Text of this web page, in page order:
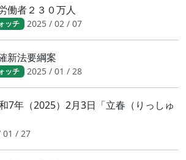
者２３０万人
ッチ 2025 / 02 / 07
新法要綱案
ッチ 2025 / 01 / 28
年（2025）2月3日「立春（りっしゅ
01 / 27